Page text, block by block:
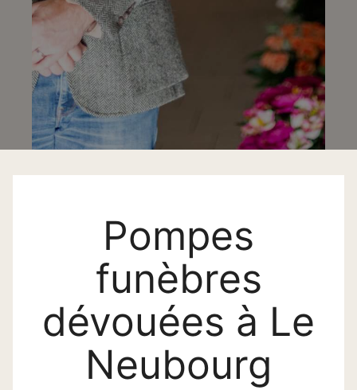
Pompes
funèbres
dévouées à Le
Neubourg